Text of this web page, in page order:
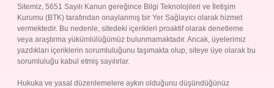
Sitemiz, 5651 Sayılı Kanun gereğince Bilgi Teknolojileri ve İletişim
Kurumu (BTK) tarafından onaylanmış bir Yer Sağlayıcı olarak hizmet
vermektedir. Bu nedenle, sitedeki içerikleri proaktif olarak denetleme
veya araştırma yükümlülüğümüz bulunmamaktadır. Ancak, üyelerimiz
yazdıkları içeriklerin sorumluluğunu taşımakta olup, siteye üye olarak bu
sorumluluğu kabul etmiş sayılırlar.
Hukuka ve yasal düzenlemelere aykırı olduğunu düşündüğünüz